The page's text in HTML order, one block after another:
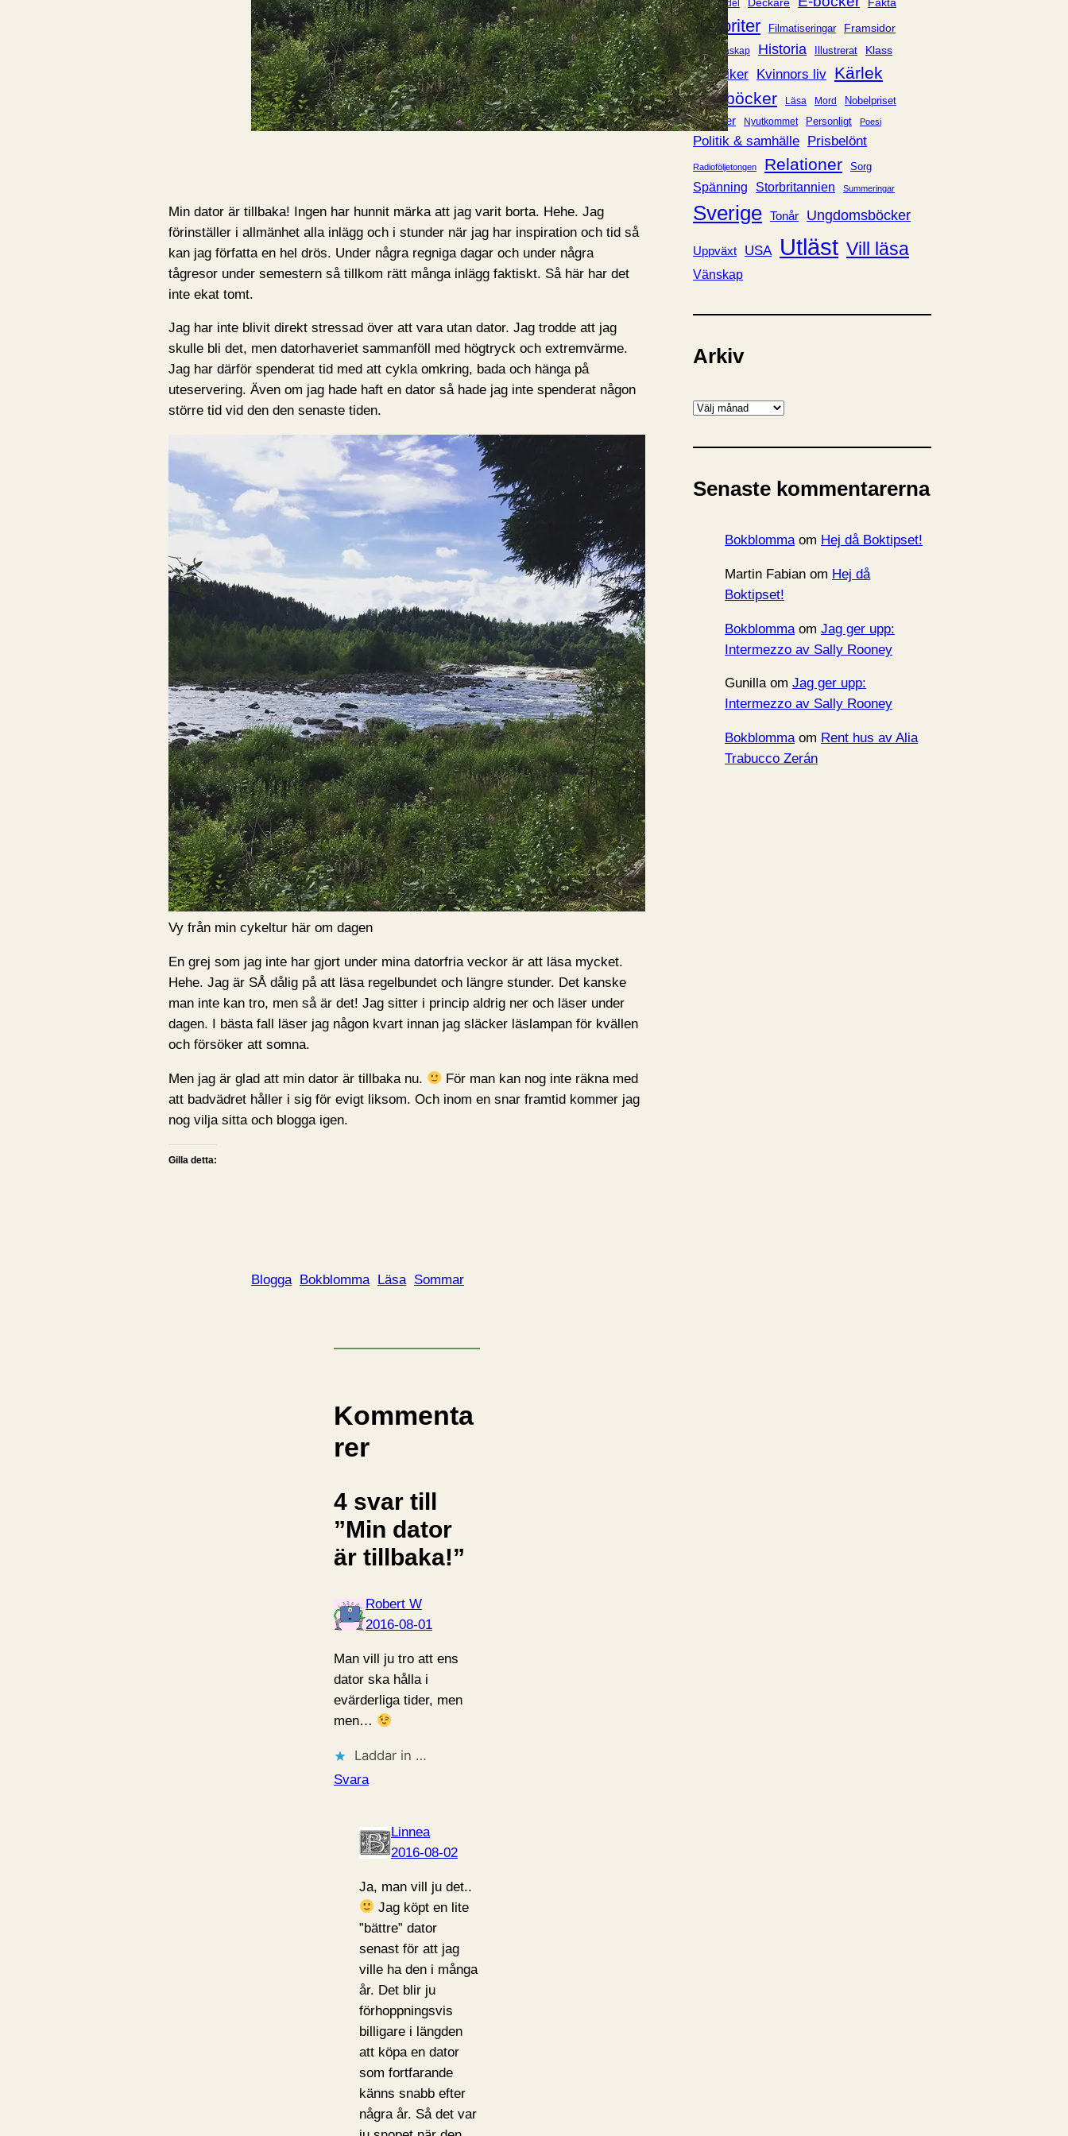
Min dator är tillbaka! Ingen har hunnit märka att jag varit borta. Hehe. Jag
förinställer i allmänhet alla inlägg och i stunder när jag har inspiration och tid så
kan jag författa en hel drös. Under några regniga dagar och under några
tågresor under semestern så tillkom rätt många inlägg faktiskt. Så här har det
inte ekat tomt.
Jag har inte blivit direkt stressad över att vara utan dator. Jag trodde att jag
skulle bli det, men datorhaveriet sammanföll med högtryck och extremvärme.
Jag har därför spenderat tid med att cykla omkring, bada och hänga på
uteservering. Även om jag hade haft en dator så hade jag inte spenderat någon
större tid vid den den senaste tiden.
Vy från min cykeltur här om dagen
En grej som jag inte har gjort under mina datorfria veckor är att läsa mycket.
Hehe. Jag är SÅ dålig på att läsa regelbundet och längre stunder. Det kanske
man inte kan tro, men så är det! Jag sitter i princip aldrig ner och läser under
dagen. I bästa fall läser jag någon kvart innan jag släcker läslampan för kvällen
och försöker att somna.
Men jag är glad att min dator är tillbaka nu.
För man kan nog inte räkna med
att badvädret håller i sig för evigt liksom. Och inom en snar framtid kommer jag
nog vilja sitta och blogga igen.
Gilla detta:
Blogga Bokblomma Läsa Sommar
Kommenta
rer
4 svar till
”Min dator
är tillbaka!”
Robert W
2016-08-01
Man vill ju tro att ens
dator ska hålla i
evärderliga tider, men
men…
Laddar in …
Svara
Linnea
2016-08-02
Ja, man vill ju det..
Jag köpt en lite
”bättre” dator
senast för att jag
ville ha den i många
år. Det blir ju
förhoppningsvis
billigare i längden
att köpa en dator
som fortfarande
känns snabb efter
några år. Så det var
e
r
Bokhandel
Favoriter Filmatiseringar Framsidor
Föräldraskap Historia Illustrerat Klass
Klassiker Kvinnors liv Kärlek
Ljudböcker
Läsa Mord Nobelpriset
Noveller Nyutkommet Personligt Poesi
Politik & samhälle Prisbelönt
Radioföljetongen Relationer Sorg
Spänning Storbritannien Summeringar
Sverige Tonår Ungdomsböcker
Uppväxt USA Utläst Vill läsa
Vänskap
Arkiv
A
k
v
Senaste kommentarerna
Bokblommaom Hej då Boktipset!
Martin Fabian om Hej då
Boktipset!
Bokblomma om Jag ger upp:
Intermezzo av Sally Rooney
Gunillaom Jag ger upp:
Intermezzo av Sally Rooney
Bokblommaom Rent hus av Alia
Trabucco Zerán